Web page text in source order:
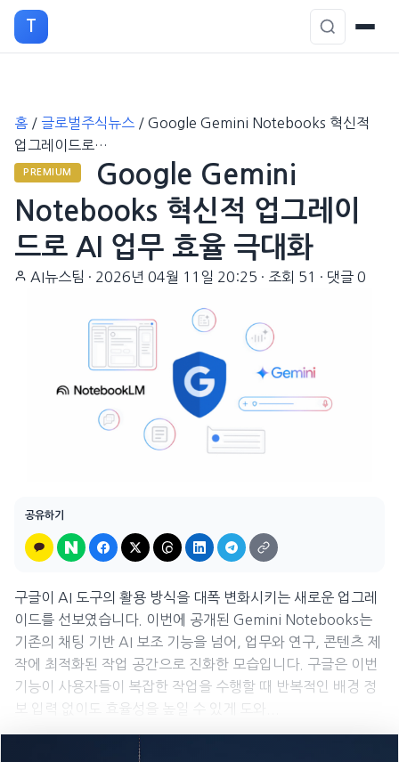
T
홈 / 글로벌주식뉴스 / Google Gemini Notebooks 혁신적
업그레이드로…
PREMIUM
Google Gemini
Notebooks 혁신적 업그레이
드로 AI 업무 효율 극대화
AI뉴스팀 · 2026년 04월 11일 20:25 · 조회 51 · 댓글 0
공유하기
구글이 AI 도구의 활용 방식을 대폭 변화시키는 새로운 업그레
이드를 선보였습니다. 이번에 공개된 Gemini Notebooks는
기존의 채팅 기반 AI 보조 기능을 넘어, 업무와 연구, 콘텐츠 제
작에 최적화된 작업 공간으로 진화한 모습입니다. 구글은 이번
기능이 사용자들이 복잡한 작업을 수행할 때 반복적인 배경 정
보 입력 없이도 효율성을 높일 수 있게 도와...